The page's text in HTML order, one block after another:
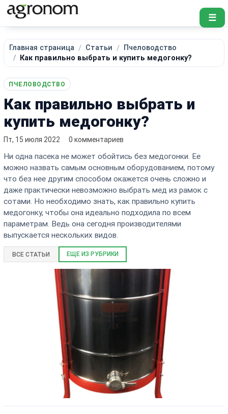
☰
Главная страница Статьи
Пчеловодство
Как правильно выбрать и купить медогонку?
ПЧЕЛОВОДСТВО
Как правильно выбрать и
купить медогонку?
Пт, 15 июля 2022 0 комментариев
Ни одна пасека не может обойтись без медогонки. Ее
можно назвать самым основным оборудованием, потому
что без нее другим способом окажется очень сложно и
даже практически невозможно выбрать мед из рамок с
сотами. Но необходимо знать, как правильно купить
медогонку, чтобы она идеально подходила по всем
параметрам. Ведь она сегодня производителями
выпускается нескольких видов.
ВСЕ СТАТЬИ ЕЩЕ ИЗ РУБРИКИ